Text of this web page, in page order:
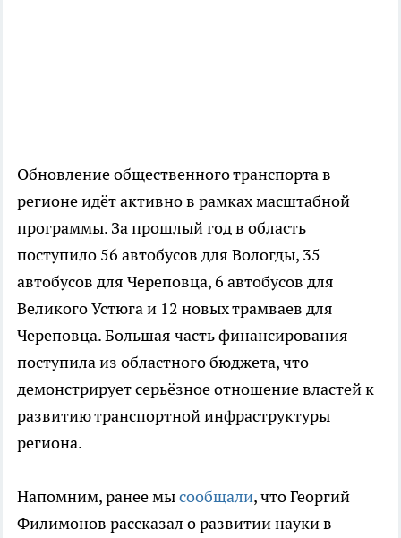
Обновление общественного транспорта в
регионе идёт активно в рамках масштабной
программы. За прошлый год в область
поступило 56 автобусов для Вологды, 35
автобусов для Череповца, 6 автобусов для
Великого Устюга и 12 новых трамваев для
Череповца. Большая часть финансирования
поступила из областного бюджета, что
демонстрирует серьёзное отношение властей к
развитию транспортной инфраструктуры
региона.
Напомним, ранее мысообщали, что Георгий
Филимонов рассказал о развитии науки в